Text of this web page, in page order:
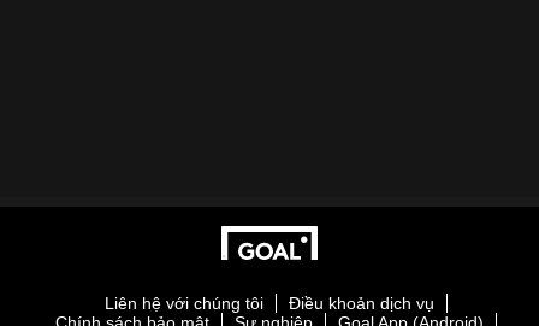
Liên hệ với chúng tôi
Điều khoản dịch vụ